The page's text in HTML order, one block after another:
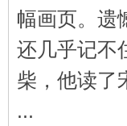
幅画页。遗
还几乎记不
柴，他读了
...